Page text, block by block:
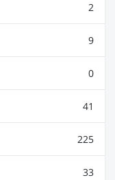
2
9
0
41
225
33